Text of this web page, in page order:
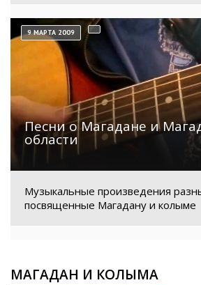
Песни о Магадане и
области
9 МАРТА 2009
Музыкальные произведения
посвященные Магадану и колыме
МАГАДАН И КОЛЫМА